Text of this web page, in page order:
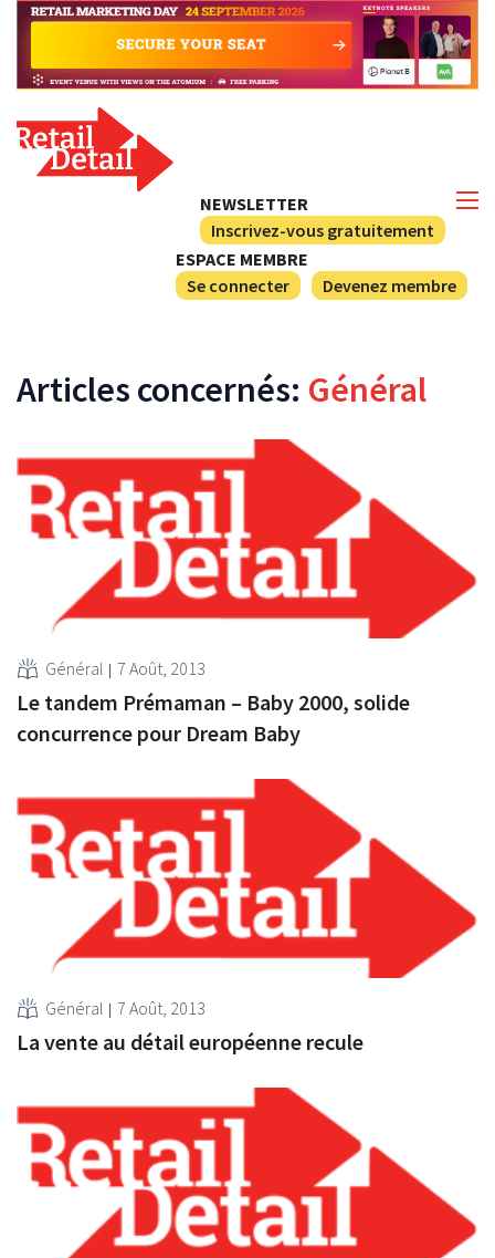
NEWSLETTER
Inscrivez-vous gratuitement
ESPACE MEMBRE
Se connecter
Devenez membre
Articles concernés: Général
Général 7 Août, 2013
Le tandem Prémaman – Baby 2000, solide
concurrence pour Dream Baby
Général 7 Août, 2013
La vente au détail européenne recule